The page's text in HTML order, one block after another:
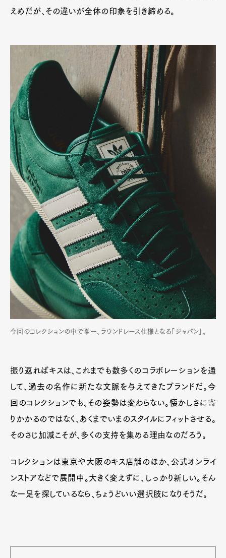
えめだが、その違いが全体の印象を引き締める。
今回のコレクションの中で唯一、ラウンドレース仕様となる「ジャパン」。
振り返ればキスは、これまでも数多くのコラボレーションを通
して、過去の名作に新たな文脈を与えてきたブランドだ。今
回のコレクションでも、その姿勢は変わらない。懐かしさに寄
りかかるのではなく、あくまでいまのスタイルにフィットさせる。
そのさじ加減こそが、多くの支持を集める理由なのだろう。
コレクションは東京や大阪のキス店舗のほか、公式オンライ
ンストアなどで展開中。大きく変えずに、しっかり新しい。そん
な一足を探しているなら、ちょうどいい選択肢になりそうだ。